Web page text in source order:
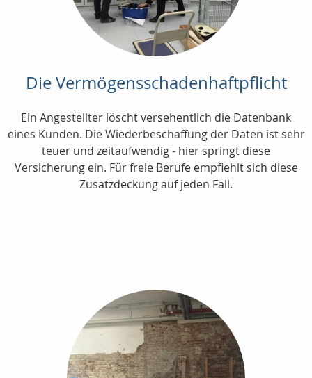
Die Vermögensschadenhaftpflicht
Ein Angestellter löscht versehentlich die Datenbank
eines Kunden. Die Wiederbeschaffung der Daten ist sehr
teuer und zeitaufwendig - hier springt diese
Versicherung ein. Für freie Berufe empfiehlt sich diese
Zusatzdeckung auf jeden Fall.